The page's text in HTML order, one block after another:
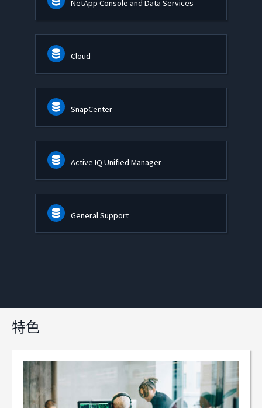
NetApp Console and Data Services
Cloud
SnapCenter
Active IQ Unified Manager
General Support
特色